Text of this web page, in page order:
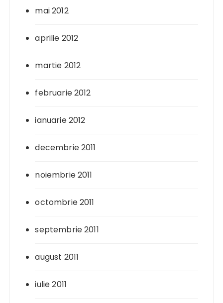
mai 2012
aprilie 2012
martie 2012
februarie 2012
ianuarie 2012
decembrie 2011
noiembrie 2011
octombrie 2011
septembrie 2011
august 2011
iulie 2011